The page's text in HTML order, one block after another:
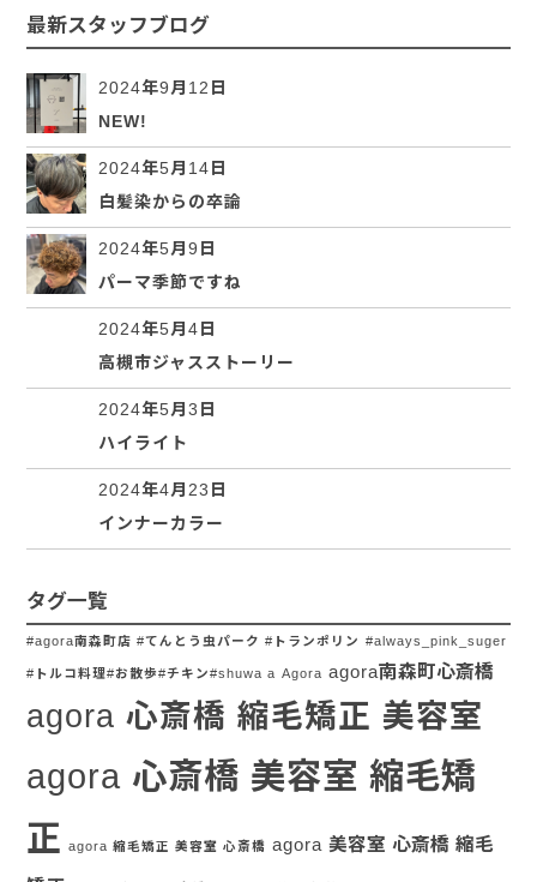
最新スタッフブログ
2024年9月12日
NEW!
2024年5月14日
白髪染からの卒論
2024年5月9日
パーマ季節ですね
2024年5月4日
高槻市ジャスストーリー
2024年5月3日
ハイライト
2024年4月23日
インナーカラー
タグ一覧
#agora南森町店 #てんとう虫パーク #トランポリン #always_pink_suger
#トルコ料理#お散歩#チキン#shuwa a Agora agora南森町心斎橋
agora 心斎橋 縮毛矯正 美容室
agora 心斎橋 美容室 縮毛矯
正 agora 縮毛矯正 美容室 心斎橋 agora 美容室 心斎橋 縮毛